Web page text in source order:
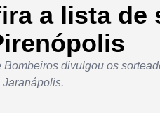
a lista de
Bombeiros divulgou os